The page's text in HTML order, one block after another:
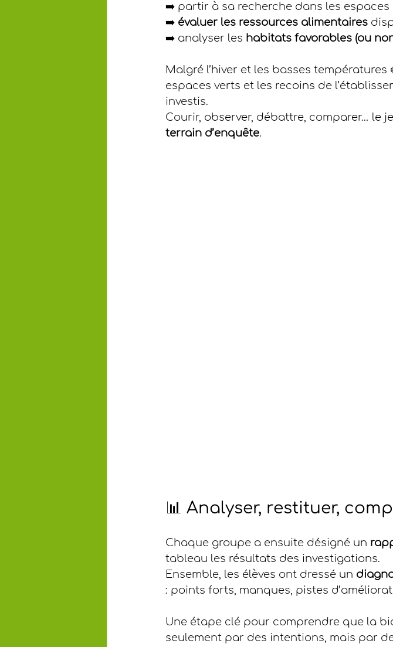
➡️ partir à sa recherche dans les espaces
➡️ évaluer les ressources alimentaires
➡️ analyser les habitats favorables (ou
Malgré l’hiver et les basses
espaces verts et les recoins de
investis.
Courir, observer, débattre, comparer… le
terrain d’enquête.
📊 Analyser, restituer,
Chaque groupe a ensuite désigné un
tableau les résultats des investigations.
Ensemble, les élèves ont dressé un
: points forts, manques, pistes
Une étape clé pour comprendre que la
seulement par des intentions, mais par